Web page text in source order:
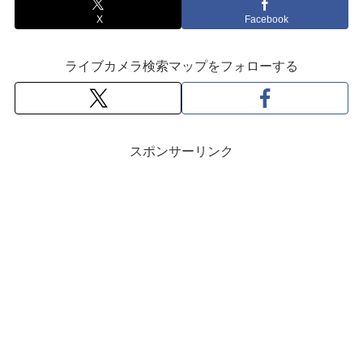
X Facebook
ライブカメラ検索マップをフォローする
スポンサーリンク